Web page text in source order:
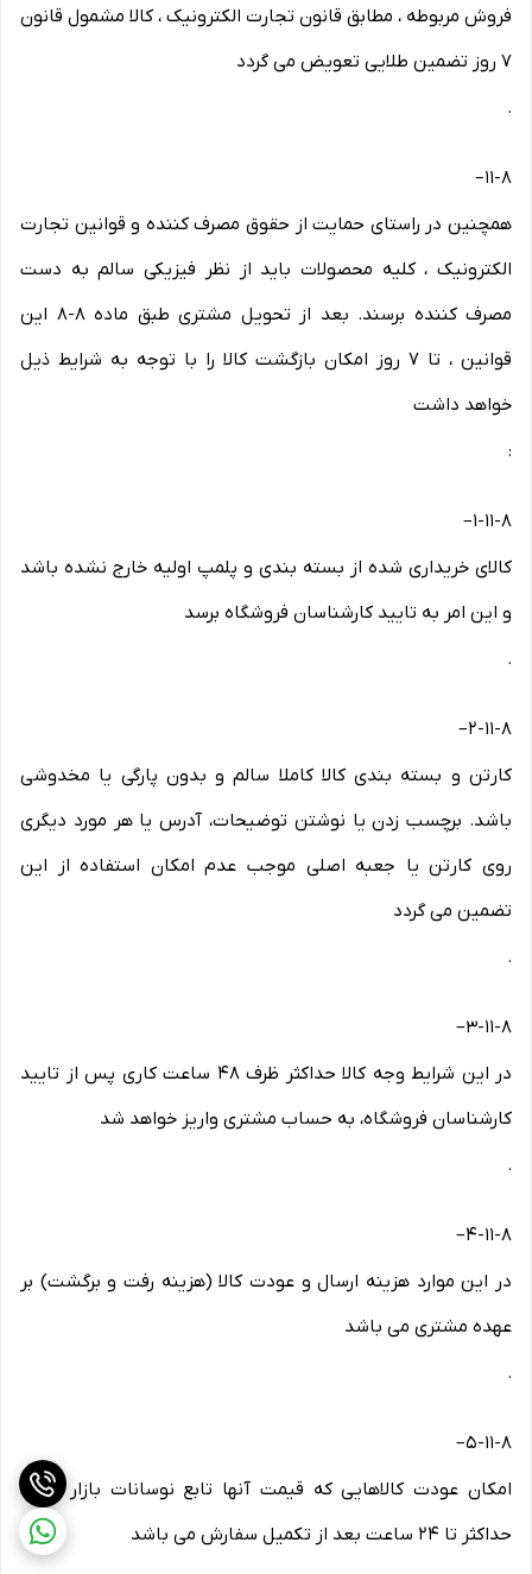
فروش مربوطه ، مطابق قانون تجارت الکترونیک ، کالا مشمول قانون
۷ روز تضمین طلایی تعویض می گردد
.
۱۱-۸–
همچنین در راستای حمایت از حقوق مصرف کننده و قوانین تجارت
الکترونیک ، کلیه محصولات باید از نظر فیزیکی سالم به دست
مصرف کننده برسند. بعد از تحویل مشتری طبق ماده ۸-۸ این
قوانین ، تا ۷ روز امکان بازگشت کالا را با توجه به شرایط ذیل
خواهد داشت
:
۱-۱۱-۸–
کالای خریداری شده از بسته بندی و پلمپ اولیه خارج نشده باشد
و این امر به تایید کارشناسان فروشگاه برسد
.
۲-۱۱-۸–
کارتن و بسته بندی کالا کاملا سالم و بدون پارگی یا مخدوشی
باشد. برچسب زدن یا نوشتن توضیحات، آدرس یا هر مورد دیگری
روی کارتن یا جعبه اصلی موجب عدم امکان استفاده از این
تضمین می گردد
.
۳-۱۱-۸–
در این شرایط وجه کالا حداکثر ظرف ۴۸ ساعت کاری پس از تایید
کارشناسان فروشگاه، به حساب مشتری واریز خواهد شد
.
۴-۱۱-۸–
در این موارد هزینه ارسال و عودت کالا (هزینه رفت و برگشت) بر
عهده مشتری می باشد
.
۵-۱۱-۸–
امکان عودت کالاهایی که قیمت آنها تابع نوسانات بازار است،
حداکثر تا ۲۴ ساعت بعد از تکمیل سفارش می باشد